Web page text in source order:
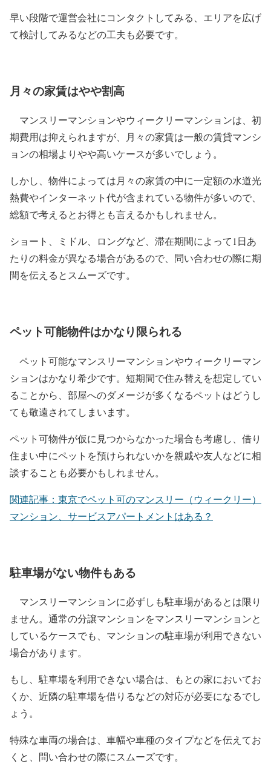
早い段階で運営会社にコンタクトしてみる、エリアを広げ
て検討してみるなどの工夫も必要です。
月々の家賃はやや割高
マンスリーマンションやウィークリーマンションは、初
期費用は抑えられますが、月々の家賃は一般の賃貸マンシ
ョンの相場よりやや高いケースが多いでしょう。
しかし、物件によっては月々の家賃の中に一定額の水道光
熱費やインターネット代が含まれている物件が多いので、
総額で考えるとお得とも言えるかもしれません。
ショート、ミドル、ロングなど、滞在期間によって1日あ
たりの料金が異なる場合があるので、問い合わせの際に期
間を伝えるとスムーズです。
ペット可能物件はかなり限られる
ペット可能なマンスリーマンションやウィークリーマン
ションはかなり希少です。短期間で住み替えを想定してい
ることから、部屋へのダメージが多くなるペットはどうし
ても敬遠されてしまいます。
ペット可物件が仮に見つからなかった場合も考慮し、借り
住まい中にペットを預けられないかを親戚や友人などに相
談することも必要かもしれません。
関連記事：東京でペット可のマンスリー（ウィークリー）
マンション、サービスアパートメントはある？
駐車場がない物件もある
マンスリーマンションに必ずしも駐車場があるとは限り
ません。通常の分譲マンションをマンスリーマンションと
しているケースでも、マンションの駐車場が利用できない
場合があります。
もし、駐車場を利用できない場合は、もとの家においてお
くか、近隣の駐車場を借りるなどの対応が必要になるでし
ょう。
特殊な車両の場合は、車幅や車種のタイプなどを伝えてお
くと、問い合わせの際にスムーズです。